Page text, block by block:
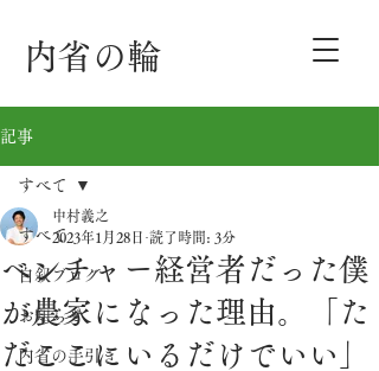
内省の輪
記事
すべて
自叙ブログ
お知らせ
内省の手引き
すべて
ベンチャー経営者だった僕
が農家になった理由。「た
だここにいるだけでいい」
中村義之
2023年1月28日 読了時間: 3分